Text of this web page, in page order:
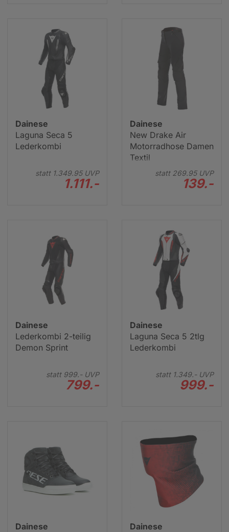
Dainese Motorradbekleidung Herren
Dainese Motorradbekleidung Damen
Dainese
Laguna Seca 5
Lederkombi
statt 1.349.95UVP
1.111.-
Dainese
New Drake Air
Motorradhose Damen
Textil
statt 269.95UVP
139.-
Dainese
Lederkombi 2-teilig
Demon Sprint
statt 999.-UVP
799.-
Dainese
Laguna Seca 5 2tlg
Lederkombi
statt 1.349.-UVP
999.-
Dainese
Dainese